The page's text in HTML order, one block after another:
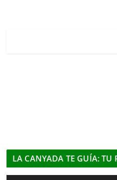
LA CANYADA TE GUÍA: TU